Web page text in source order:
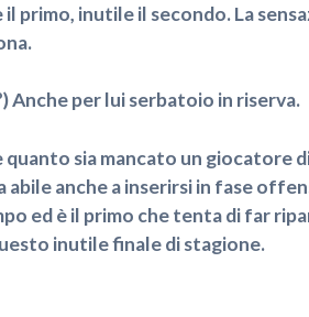
primo, inutile il secondo. La
Anche per lui serbatoio in riserva.
sia mancato un giocatore
abile anche a inserirsi in fase
ed è il primo che tenta di far
inutile finale di stagione.